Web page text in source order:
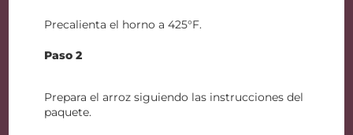
Precalienta el horno a 425°F.
Paso 2
Prepara el arroz siguiendo las instrucciones del
paquete.